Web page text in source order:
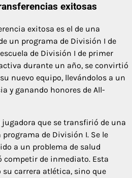
exitosas
exitosa es el de una
un programa de División I de
de División I de primer
durante un año, se convirtió
nuevo equipo, llevándolos a un
y ganando honores de All-
que se transfirió de una
de División I. Se le
a un problema de salud
de inmediato. Esta
carrera atlética, sino que